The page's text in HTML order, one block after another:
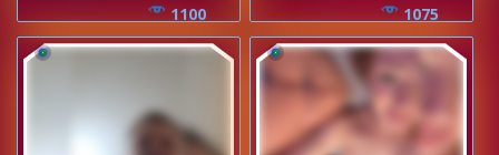
1100
1075